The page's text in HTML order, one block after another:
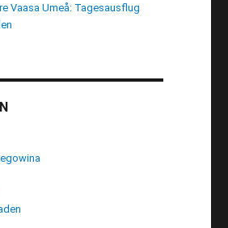
Vaasa Umeå: Tagesausflug